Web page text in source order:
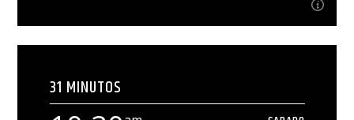
10:00am SABADO
[...]
31 MINUTOS